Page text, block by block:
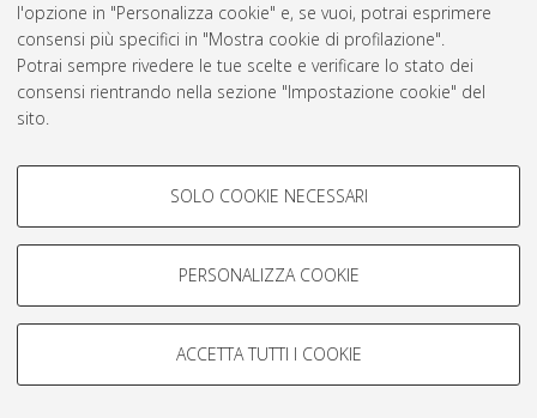
l'opzione in "Personalizza cookie" e, se vuoi, potrai esprimere
consensi più specifici in "Mostra cookie di profilazione".
Potrai sempre rivedere le tue scelte e verificare lo stato dei
consensi rientrando nella sezione "Impostazione cookie" del
sito.
COOKIE DI PROFILAZIONE -
Si tratta di cookie utilizzati per analizzare le caratteristiche della
navigazione degli utenti, creare profili in base al loro comportamento
Mostra cookie di profilazione
COOKIE TECNICI - NECESSARI
SOLO COOKIE NECESSARI
PERSONALIZZA COOKIE
ACCETTA TUTTI I COOKIE
AMS Laurea
Servizio implementato e gestito da AlmaDL
Impostazioni Cookie
© ALMA MATER STUDIORUM - Università di Bologna, 2007-2026.